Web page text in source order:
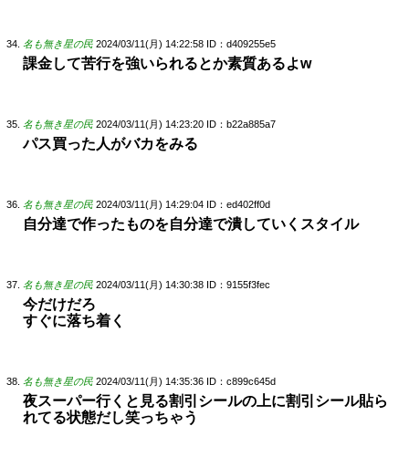
名も無き星の民 2024/03/11(月) 14:22:58 ID：d409255e5
課金して苦行を強いられるとか素質あるよw
名も無き星の民 2024/03/11(月) 14:23:20 ID：b22a885a7
パス買った人がバカをみる
名も無き星の民 2024/03/11(月) 14:29:04 ID：ed402ff0d
自分達で作ったものを自分達で潰していくスタイル
名も無き星の民 2024/03/11(月) 14:30:38 ID：9155f3fec
今だけだろ
すぐに落ち着く
名も無き星の民 2024/03/11(月) 14:35:36 ID：c899c645d
夜スーパー行くと見る割引シールの上に割引シール貼ら
れてる状態だし笑っちゃう